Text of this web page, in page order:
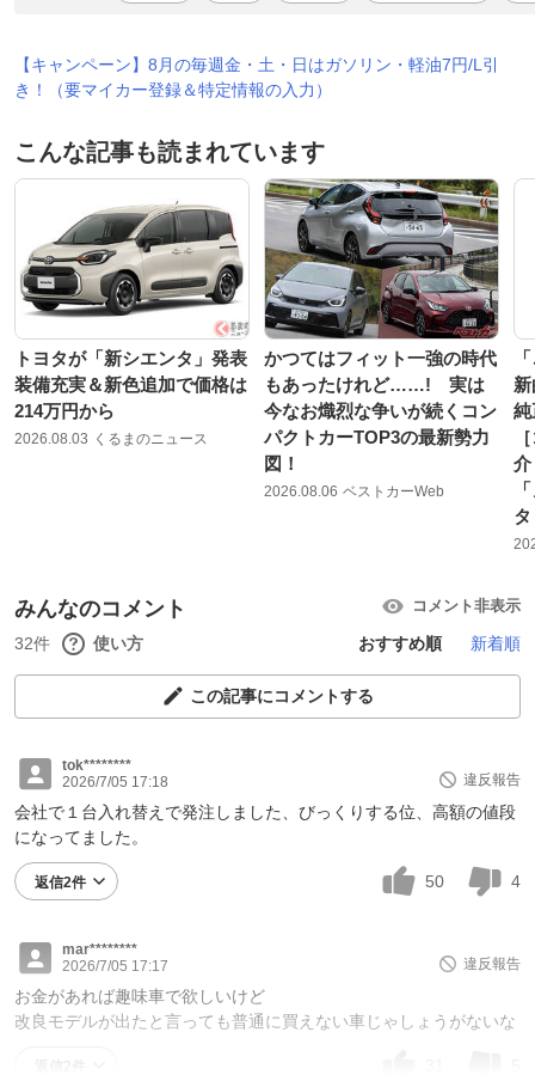
【キャンペーン】8月の毎週金・土・日はガソリン・軽油7円/L引
き！（要マイカー登録＆特定情報の入力）
こんな記事も読まれています
トヨタが「新シエンタ」発表
装備充実＆新色追加で価格は
214万円から
2026.08.03 くるまのニュース
かつてはフィット一強の時代
もあったけれど……! 実は
今なお熾烈な争いが続くコン
パクトカーTOP3の最新勢力
図！
2026.08.06 ベストカーWeb
純
介
みんなのコメント コメント非表示
32件 使い方 おすすめ順 新着順
この記事にコメントする
tok********
2026/7/05 17:18
違反報告
会社で１台入れ替えで発注しました、びっくりする位、高額の値段
になってました。
返信2件 50 4
mar********
2026/7/05 17:17
違反報告
お金があれば趣味車で欲しいけど
改良モデルが出たと言っても普通に買えない車じゃしょうがないな